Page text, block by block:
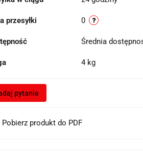
przesyłki 0
Średnia
4 kg
pytanie
Pobierz produkt do PDF